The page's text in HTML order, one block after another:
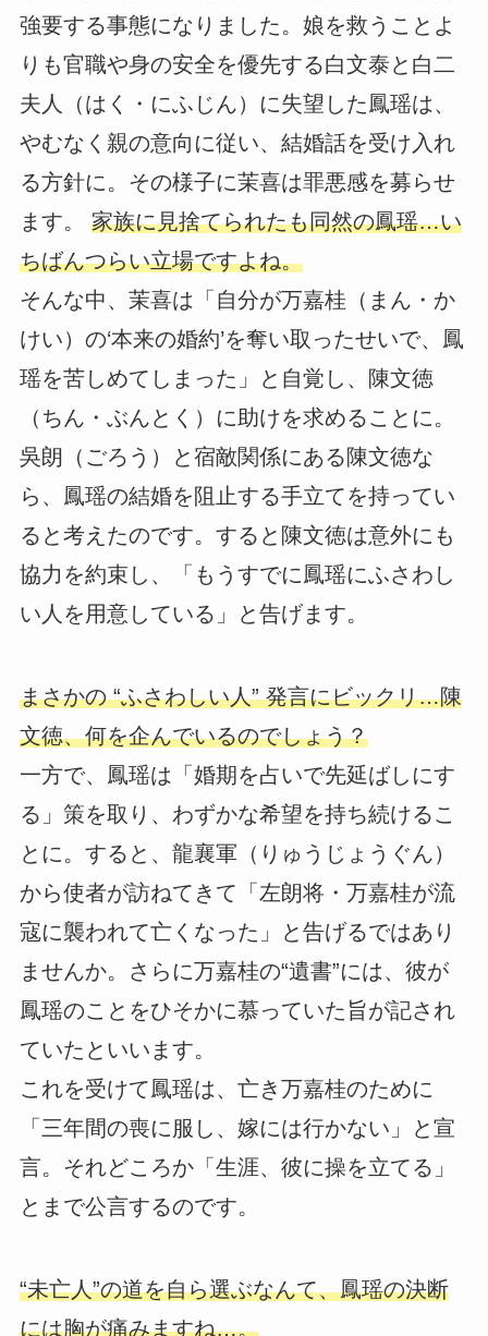
強要する事態になりました。娘を救うことよ
りも官職や身の安全を優先する白文泰と白二
夫人（はく・にふじん）に失望した鳳瑶は、
やむなく親の意向に従い、結婚話を受け入れ
る方針に。その様子に茉喜は罪悪感を募らせ
ます。 家族に見捨てられたも同然の鳳瑶…い
ちばんつらい立場ですよね。
そんな中、茉喜は「自分が万嘉桂（まん・か
けい）の‘本来の婚約’を奪い取ったせいで、鳳
瑶を苦しめてしまった」と自覚し、陳文徳
（ちん・ぶんとく）に助けを求めることに。
吳朗（ごろう）と宿敵関係にある陳文徳な
ら、鳳瑶の結婚を阻止する手立てを持ってい
ると考えたのです。すると陳文徳は意外にも
協力を約束し、「もうすでに鳳瑶にふさわし
い人を用意している」と告げます。
まさかの “ふさわしい人” 発言にビックリ…陳
文徳、何を企んでいるのでしょう？
一方で、鳳瑶は「婚期を占いで先延ばしにす
る」策を取り、わずかな希望を持ち続けるこ
とに。すると、龍襄軍（りゅうじょうぐん）
から使者が訪ねてきて「左朗将・万嘉桂が流
寇に襲われて亡くなった」と告げるではあり
ませんか。さらに万嘉桂の“遺書”には、彼が
鳳瑶のことをひそかに慕っていた旨が記され
ていたといいます。
これを受けて鳳瑶は、亡き万嘉桂のために
「三年間の喪に服し、嫁には行かない」と宣
言。それどころか「生涯、彼に操を立てる」
とまで公言するのです。
“未亡人”の道を自ら選ぶなんて、鳳瑶の決断
には胸が痛みますね…。